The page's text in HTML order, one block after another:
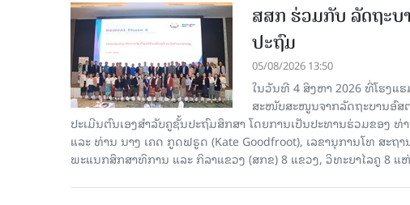
ສສກ ຮ່ວມກັບ ລັດຖະບ
ປະຖົມ
05/08/2026 13:50
ໃນວັນທີ 4 ສິງຫາ 2026 ທີ່ໂຮງແ
ສະໜັບສະໜູນຈາກລັດຖະບານອົສຕ
ປະເມີນຕົນເອງສຳລັບຄູຊັ້ນປະຖົມສຶກສາ ໂດຍການເປັນປະທານຮ່ວມຂອ
ແລະ ທ່ານ ນາງ ເຄດ ກູດຟຣູດ (Kate Goodfroot), ເລຂານຸການໂທ ສ
ພະແນກສຶກສາທິການ ແລະ ກິລາແຂວງ (ສກຂ) 8 ແຂວງ, ວິທະຍາໄລຄູ 8